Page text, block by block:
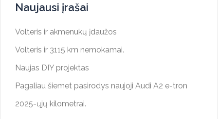
Naujausi įrašai
Volteris ir akmenukų įdaužos
Volteris ir 3115 km nemokamai.
Naujas DIY projektas
Pagaliau šiemet pasirodys naujoji Audi A2 e-tron
2025-ųjų kilometrai.